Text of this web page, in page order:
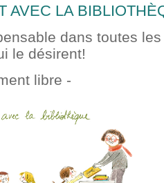
AVEC LA
dans toutes
le désirent!
libre -